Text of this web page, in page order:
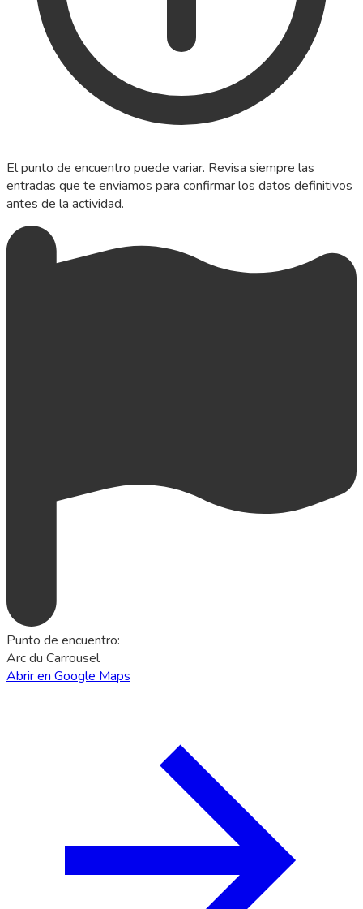
El punto de encuentro puede variar. Revisa siempre las
entradas que te enviamos para confirmar los datos definitivos
antes de la actividad.
Punto de encuentro:
Arc du Carrousel
Abrir en Google Maps